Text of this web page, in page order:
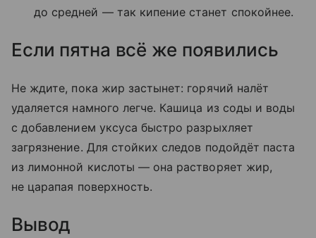
до средней — так кипение станет спокойнее.
Если пятна всё же появились
Не ждите, пока жир застынет: горячий налёт
удаляется намного легче. Кашица из соды и воды
с добавлением уксуса быстро разрыхляет
загрязнение. Для стойких следов подойдёт паста
из лимонной кислоты — она растворяет жир,
не царапая поверхность.
Вывод